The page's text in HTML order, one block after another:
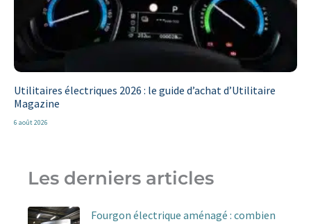
Utilitaires électriques 2026 : le guide d’achat d’Utilitaire
Magazine
6 août 2026
Les derniers articles
Fourgon électrique aménagé : combien